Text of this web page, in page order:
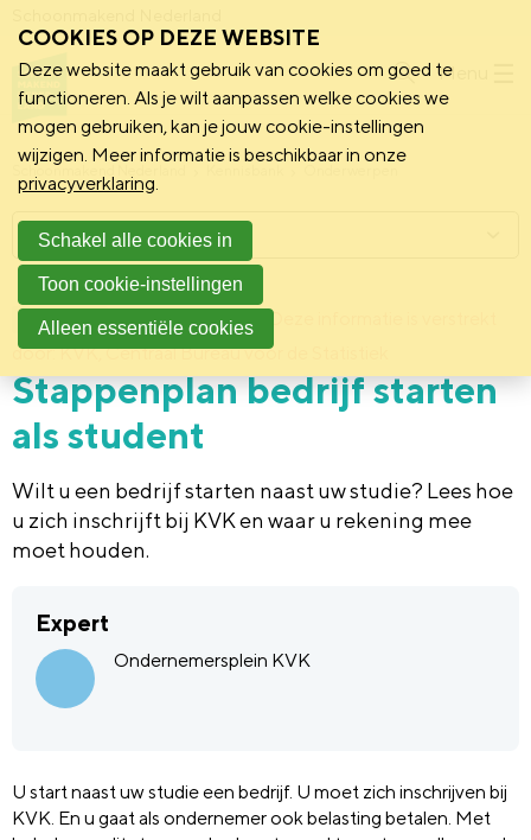
Menu
Schoonmakend Nederland
Achtergrond 7 september 2017
Deze informatie is verstrekt
door: KVK, Centraal Bureau voor de Statistiek
Stappenplan bedrijf starten
als student
Wilt u een bedrijf starten naast uw studie? Lees hoe
u zich inschrijft bij KVK en waar u rekening mee
moet houden.
Expert
Ondernemersplein KVK
U start naast uw studie een bedrijf. U moet zich inschrijven bij
KVK. En u gaat als ondernemer ook belasting betalen. Met
Menu
COOKIES OP DEZE WEBSITE
Deze website maakt gebruik van cookies om goed te
functioneren. Als je wilt aanpassen welke cookies we
mogen gebruiken, kan je jouw cookie-instellingen
wijzigen. Meer informatie is beschikbaar in onze
privacyverklaring.
Schakel alle cookies in
Toon cookie-instellingen
Alleen essentiële cookies